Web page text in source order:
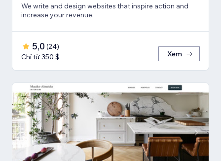
We write and design websites that inspire action and
increase your revenue.
5,0 (24)
Chỉ từ 350 $
Xem